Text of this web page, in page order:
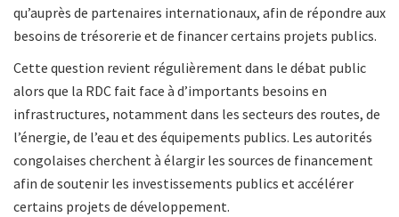
qu’auprès de partenaires internationaux, afin de répondre aux
besoins de trésorerie et de financer certains projets publics.
Cette question revient régulièrement dans le débat public
alors que la RDC fait face à d’importants besoins en
infrastructures, notamment dans les secteurs des routes, de
l’énergie, de l’eau et des équipements publics. Les autorités
congolaises cherchent à élargir les sources de financement
afin de soutenir les investissements publics et accélérer
certains projets de développement.